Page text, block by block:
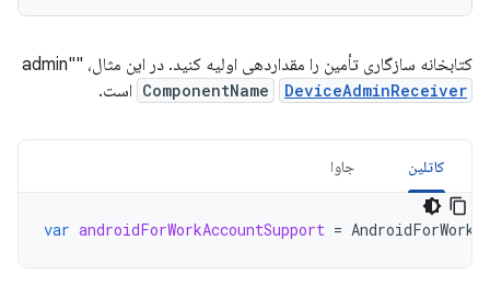
کتابخانه سازگاری تأمین را مقداردهی اولیه کنید. در این مثال، "admin"
ComponentName DeviceAdminReceiver است.
کاتلین جاوا
var androidForWorkAccountSupport =